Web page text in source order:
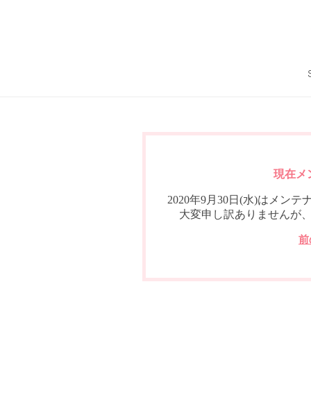
現在メ
2020年9月30日(水)はメンテ
大変申し訳ありませんが
前